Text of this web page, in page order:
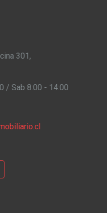
301,
/ Sab 8:00 - 14:00